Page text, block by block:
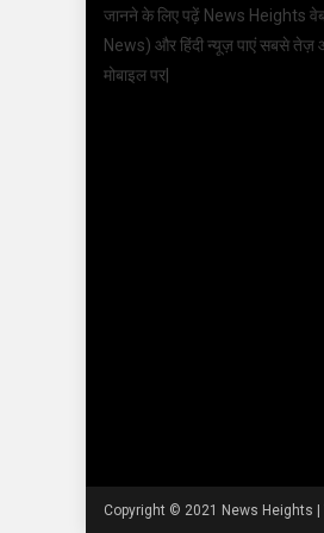
जानने के लिए पढ़ें News Heights
News) और हिंदी न्यूज़ पाएं सबसे तेज़
मोबाइल पर|
Copyright © 2021 News Heights